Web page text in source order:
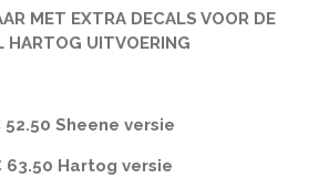
MET EXTRA DECALS VOOR DE
HARTOG UITVOERING
52.50 Sheene versie
63.50 Hartog versie